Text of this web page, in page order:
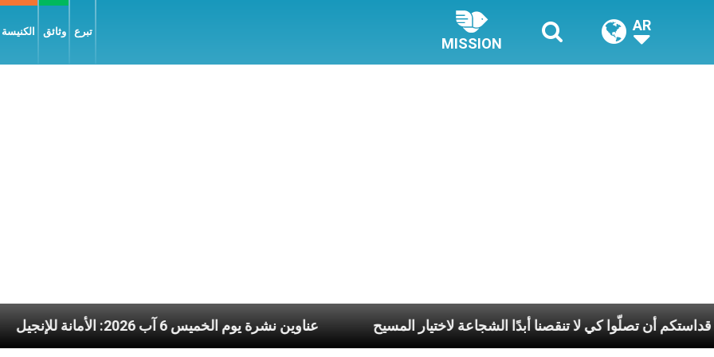
وثائق تبرع
MISSION
AR
عناوين نشرة يوم الخميس 6 آب 2026: الأمانة للإنجيل نطلب من قداستكم أن تصلّوا كي لا تنقصنا أبدًا الشجاعة لاختيار المسيح